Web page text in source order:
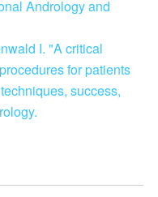
Andrology and
I. "A critical
for patients
success,